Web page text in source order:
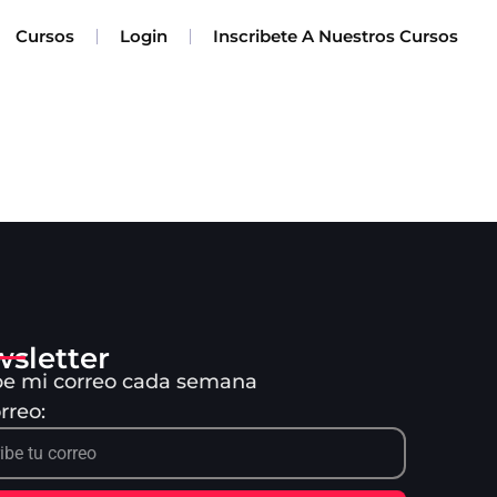
Cursos Login Inscribete A Nuestros Cursos
mi correo cada semana